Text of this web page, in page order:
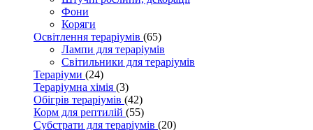
Фони
Коряги
Освітлення тераріумів (65)
Лампи для тераріумів
Світильники для тераріумів
Тераріуми (24)
Тераріумна хімія (3)
Обігрів тераріумів (42)
Корм для рептилій (55)
Субстрати для тераріумів (20)